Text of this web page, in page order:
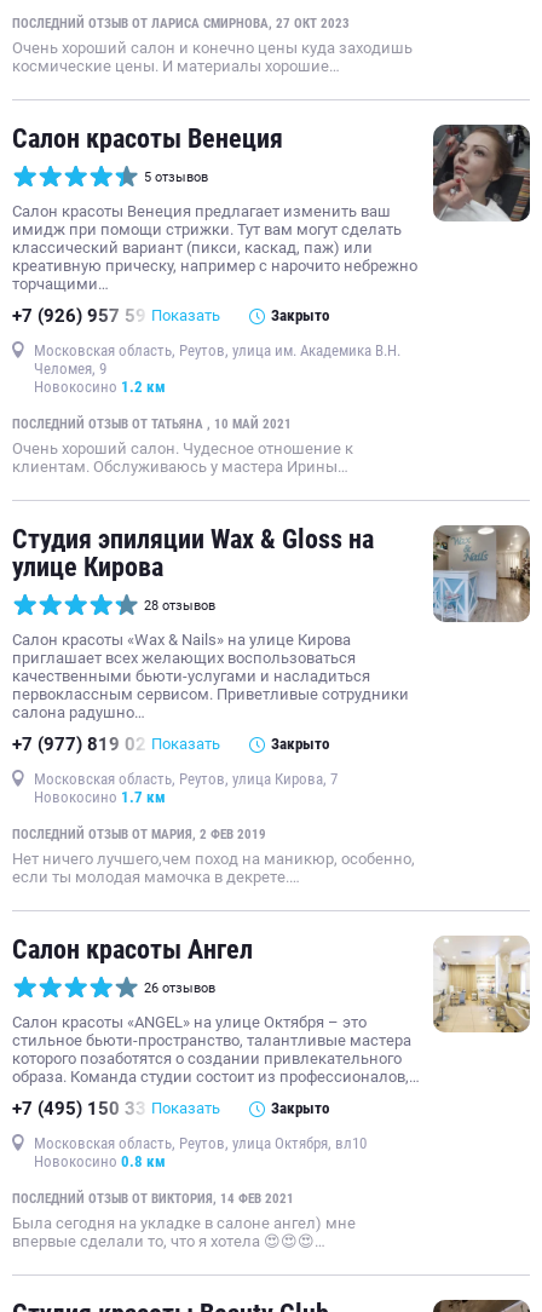
ПОСЛЕДНИЙ ОТЗЫВ ОТ ЛАРИСА СМИРНОВА, 27 ОКТ 2023
Очень хороший салон и конечно цены куда заходишь
космические цены. И материалы хорошие…
Салон красоты Венеция
5 отзывов
Салон красоты Венеция предлагает изменить ваш
имидж при помощи стрижки. Тут вам могут сделать
классический вариант (пикси, каскад, паж) или
креативную прическу, например с нарочито небрежно
торчащими…
+7 (926) 957 59 Показать Закрыто
Московская область, Реутов, улица им. Академика В.Н.
Челомея, 9
Новокосино 1.2 км
ПОСЛЕДНИЙ ОТЗЫВ ОТ ТАТЬЯНА , 10 МАЙ 2021
Очень хороший салон. Чудесное отношение к
клиентам. Обслуживаюсь у мастера Ирины…
Студия эпиляции Wax & Gloss на
улице Кирова
28 отзывов
Салон красоты «Wax & Nails» на улице Кирова
приглашает всех желающих воспользоваться
качественными бьюти-услугами и насладиться
первоклассным сервисом. Приветливые сотрудники
салона радушно…
+7 (977) 819 02 Показать Закрыто
Московская область, Реутов, улица Кирова, 7
Новокосино 1.7 км
ПОСЛЕДНИЙ ОТЗЫВ ОТ МАРИЯ, 2 ФЕВ 2019
Нет ничего лучшего,чем поход на маникюр, особенно,
если ты молодая мамочка в декрете.…
Салон красоты Ангел
26 отзывов
Салон красоты «ANGEL» на улице Октября – это
стильное бьюти-пространство, талантливые мастера
которого позаботятся о создании привлекательного
образа. Команда студии состоит из профессионалов,…
+7 (495) 150 33 Показать Закрыто
Московская область, Реутов, улица Октября, вл10
Новокосино 0.8 км
ПОСЛЕДНИЙ ОТЗЫВ ОТ ВИКТОРИЯ, 14 ФЕВ 2021
Была сегодня на укладке в салоне ангел) мне
впервые сделали то, что я хотела 😍😍😍…